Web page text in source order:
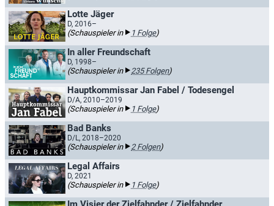
Lotte Jäger
D, 2016–
(Schauspieler in 1 Folge)
In aller Freundschaft
D, 1998–
(Schauspieler in 235 Folgen)
Hauptkommissar Jan Fabel / Todesengel
D/A, 2010–2019
(Schauspieler in 1 Folge)
Bad Banks
D/L, 2018–2020
(Schauspieler in 2 Folgen)
Legal Affairs
D, 2021
(Schauspieler in 1 Folge)